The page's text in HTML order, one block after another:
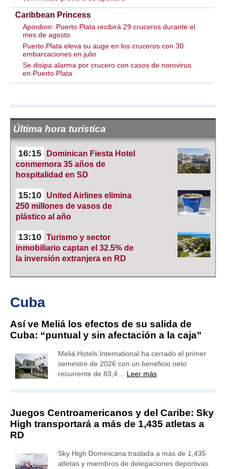
Caribbean Princess
Apordom: Puerto Plata recibirá 29 cruceros durante el
mes de agosto
Puerto Plata eleva su auge en los cruceros con 30
embarcaciones en julio
Se disipa alarma por crucero con casos de norovirus
en Puerto Plata
Última hora turística
16:15
Dominican Fiesta Hotel
conmemora 35 años de
hospitalidad en SD
15:10
United Airlines elimina
250 millones de vasos de
plástico al año
13:10 Turismo y sector
inmobiliario captan el 32.5% de
la inversión extranjera en RD
Cuba
Así ve Meliá los efectos de su salida de
Cuba: “puntual y sin afectación a la caja”
Meliá Hotels International ha cerrado el primer
semestre de 2026 con un beneficio neto
recurrente de 83,4… Leer más
Juegos Centroamericanos y del Caribe: Sky
High transportará a más de 1,435 atletas a
RD
Sky High Dominicana traslada a más de 1,435
atletas y miembros de delegaciones deportivas